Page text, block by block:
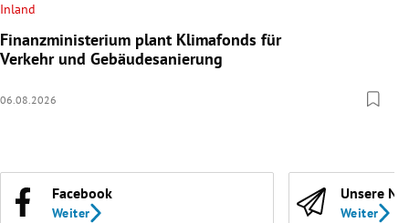
Inland
Finanzministerium plant Klimafonds für
Verkehr und Gebäudesanierung
06.08.2026
Facebook
Weiter
Unsere
Weiter